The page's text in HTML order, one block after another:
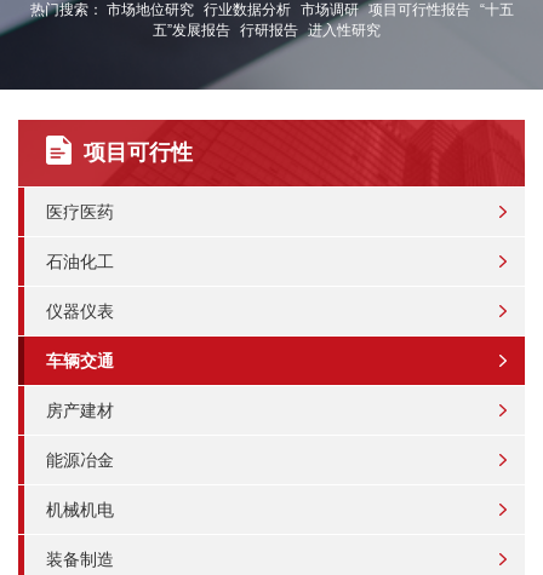
热门搜索： 市场地位研究 行业数据分析 市场调研 项目可行性报告
“十五
五”发展报告 行研报告 进入性研究
项目可行性
医疗医药
石油化工
仪器仪表
车辆交通
房产建材
能源冶金
机械机电
装备制造